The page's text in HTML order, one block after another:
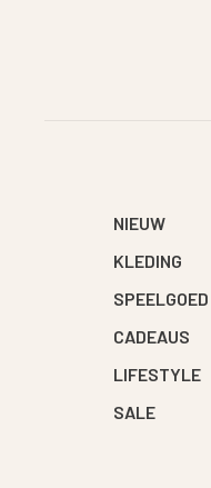
NIEUW
KLEDING
SPEELGOED
CADEAUS
LIFESTYLE
SALE